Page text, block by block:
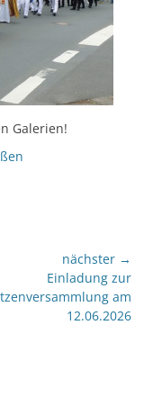
Galerien!
nächster →
Einladung zur
am
12.06.2026